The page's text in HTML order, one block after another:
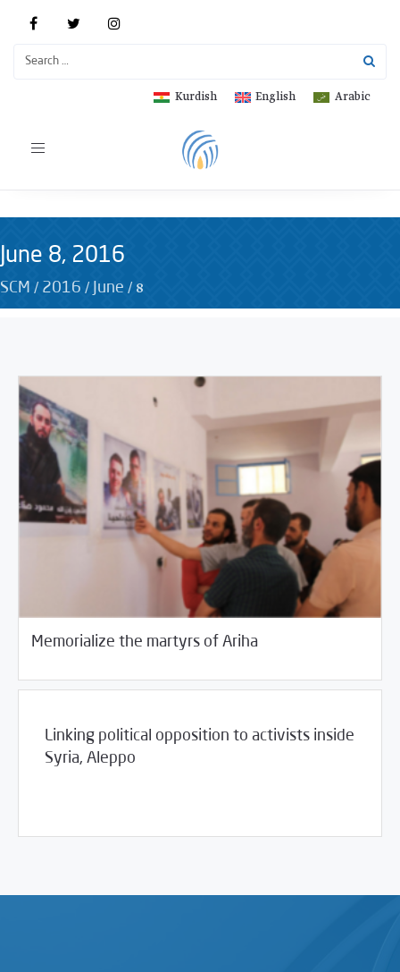
Arabic
English
Kurdish
Toggle
June 8, 2016
SCM / 2016 / June / 8
Memorialize the martyrs of Ariha
Linking political opposition to activists inside
Syria, Aleppo